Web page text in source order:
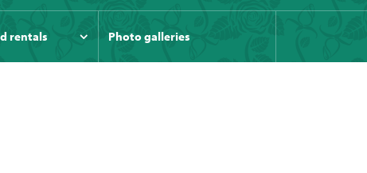
rentals Photo galleries